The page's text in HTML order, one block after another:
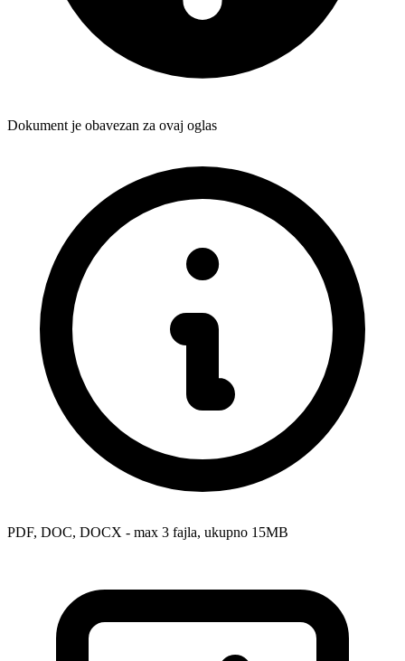
Dokument je obavezan za ovaj oglas
PDF, DOC, DOCX - max 3 fajla, ukupno 15MB